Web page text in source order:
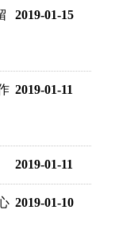
2019-01-15
2019-01-11
2019-01-11
2019-01-10